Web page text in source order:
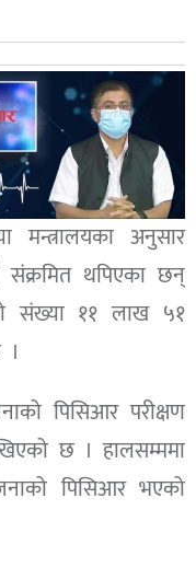
मन्त्रालयका अनुसार
थपिएका छन्
संख्या ११ लाख ५१
पिसिआर परीक्षण
छ । हालसम्ममा
पिसिआर भएको